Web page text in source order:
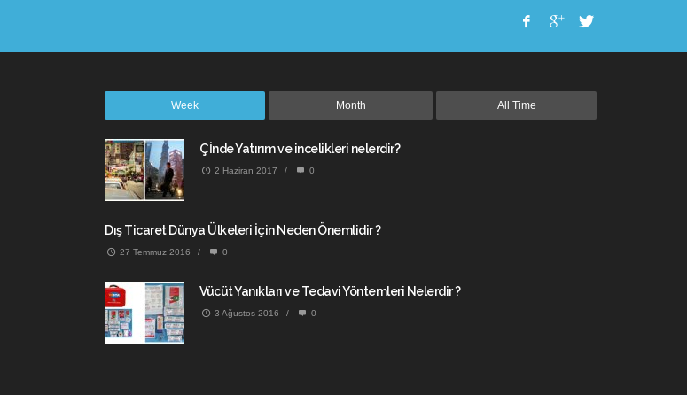
Week Month All Time
Çİnde Yatırım ve incelikleri nelerdir?
2 Haziran 2017 / 0
Dış Ticaret Dünya Ülkeleri İçin Neden Önemlidir ?
27 Temmuz 2016 / 0
Vücüt Yanıkları ve Tedavi Yöntemleri Nelerdir ?
3 Ağustos 2016 / 0